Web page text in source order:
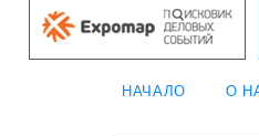
НАЧАЛО О